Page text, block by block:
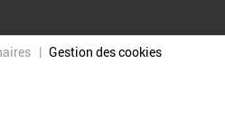
Gestion des cookies